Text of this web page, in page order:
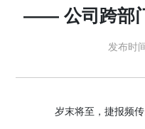
—— 公司跨部
发布时
岁末将至，捷报频